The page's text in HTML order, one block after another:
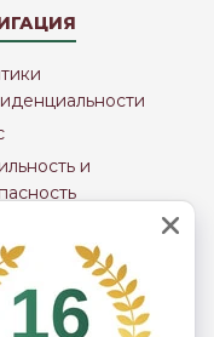
и
сайта
Оферта